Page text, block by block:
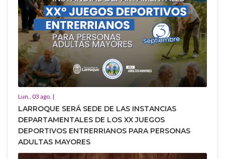
Lun., 03 ago. |
LARROQUE SERÁ SEDE DE LAS INSTANCIAS
DEPARTAMENTALES DE LOS XX JUEGOS
DEPORTIVOS ENTRERRIANOS PARA PERSONAS
ADULTAS MAYORES